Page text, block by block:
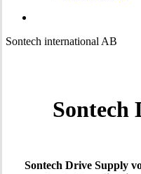
Sontech
Sontech Drive Supply